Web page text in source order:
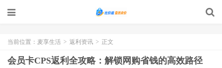
当前位置： 麦享生活 > 返利资讯 > 正文
会员卡CPS返利全攻略：解锁网购省钱的高效路径